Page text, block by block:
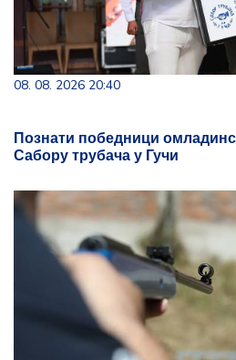
08. 08. 2026 20:40
Познати победници
Сабору трубача у Гучи